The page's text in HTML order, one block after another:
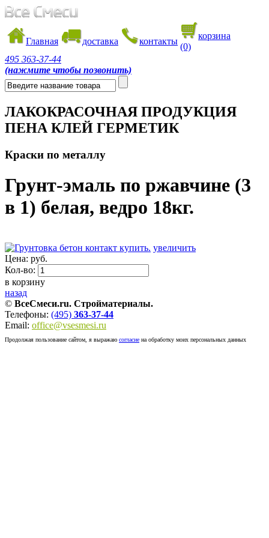
Главная доставка контакты
корзина
(0)
495 363-37-44
(нажмите чтобы позвонить)
ЛАКОКРАСОЧНАЯ ПРОДУКЦИЯ
ПЕНА КЛЕЙ ГЕРМЕТИК
Краски по металлу
Грунт-эмаль по ржавчине (3
в 1) белая, ведро 18кг.
увеличить
Цена: руб.
Кол-во:
в корзину
назад
© ВсеСмеси.ru. Стройматериалы.
Телефоны: (495) 363-37-44
Email: office@vsesmesi.ru
Продолжая пользование сайтом, я выражаю согласие на обработку моих персональных данных